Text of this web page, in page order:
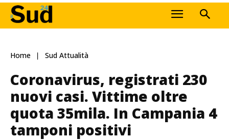
Home Sud Attualità
Coronavirus, registrati 230
nuovi casi. Vittime oltre
quota 35mila. In Campania 4
tamponi positivi